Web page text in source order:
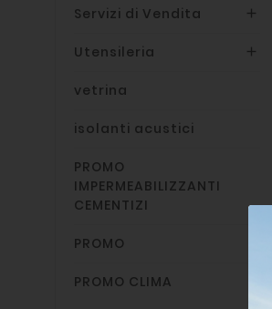
Servizi di Vendita 
Utensileria 
vetrina
isolanti acustici
PROMO
IMPERMEABILIZZANTI
CEMENTIZI
PROMO
PROMO CLIMA